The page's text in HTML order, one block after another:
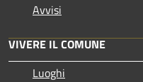
Avvisi
VIVERE IL COMUNE
Luoghi